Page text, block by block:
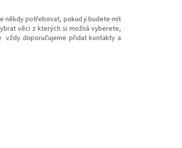
někdy potřebovat, pokud ji budete mít
věci z kterých si možná vyberete,
vždy doporučujeme přidat kontakty a